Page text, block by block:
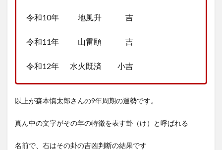
令和10年 地風升 吉
令和11年 山雷頤 吉
令和12年 水火既済 小吉
以上が森本慎太郎さんの9年周期の運勢です。
真ん中の文字がその年の特徴を表す卦（け）と呼ばれる
名前で、右はその卦の吉凶判断の結果です